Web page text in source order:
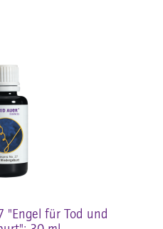
"Engel für Tod und